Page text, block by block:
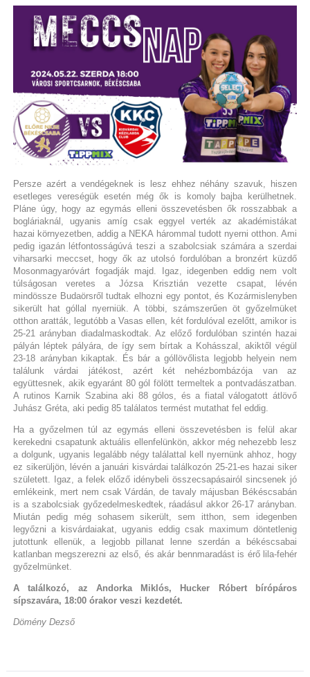
Persze azért a vendégeknek is lesz ehhez néhány szavuk, hiszen
esetleges vereségük esetén még ők is komoly bajba kerülhetnek.
Pláne úgy, hogy az egymás elleni összevetésben ők rosszabbak a
bogláriaknál, ugyanis amíg csak eggyel verték az akadémistákat
hazai környezetben, addig a NEKA hárommal tudott nyerni otthon. Ami
pedig igazán létfontosságúvá teszi a szabolcsiak számára a szerdai
viharsarki meccset, hogy ők az utolsó fordulóban a bronzért küzdő
Mosonmagyaróvárt fogadják majd. Igaz, idegenben eddig nem volt
túlságosan veretes a Józsa Krisztián vezette csapat, lévén
mindössze Budaörsről tudtak elhozni egy pontot, és Kozármislenyben
sikerült hat góllal nyerniük. A többi, számszerűen öt győzelmüket
otthon aratták, legutóbb a Vasas ellen, két fordulóval ezelőtt, amikor is
25-21 arányban diadalmaskodtak. Az előző fordulóban szintén hazai
pályán léptek pályára, de így sem bírtak a Kohásszal, akiktől végül
23-18 arányban kikaptak. És bár a góllövőlista legjobb helyein nem
találunk várdai játékost, azért két nehézbombázója van az
együttesnek, akik egyaránt 80 gól fölött termeltek a pontvadászatban.
A rutinos Karnik Szabina aki 88 gólos, és a fiatal válogatott átlövő
Juhász Gréta, aki pedig 85 találatos termést mutathat fel eddig.
Ha a győzelmen túl az egymás elleni összevetésben is felül akar
kerekedni csapatunk aktuális ellenfelünkön, akkor még nehezebb lesz
a dolgunk, ugyanis legalább négy találattal kell nyernünk ahhoz, hogy
ez sikerüljön, lévén a januári kisvárdai találkozón 25-21-es hazai siker
született. Igaz, a felek előző idénybeli összecsapásairól sincsenek jó
emlékeink, mert nem csak Várdán, de tavaly májusban Békéscsabán
is a szabolcsiak győzedelmeskedtek, ráadásul akkor 26-17 arányban.
Miután pedig még sohasem sikerült, sem itthon, sem idegenben
legyőzni a kisvárdaiakat, ugyanis eddig csak maximum döntetlenig
jutottunk ellenük, a legjobb pillanat lenne szerdán a békéscsabai
katlanban megszerezni az első, és akár bennmaradást is érő lila-fehér
győzelmünket.
A találkozó, az Andorka Miklós, Hucker Róbert bírópáros
sípszavára, 18:00 órakor veszi kezdetét.
Dömény Dezső